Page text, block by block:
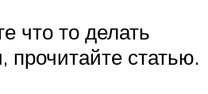
что то делать
прочитайте статью.